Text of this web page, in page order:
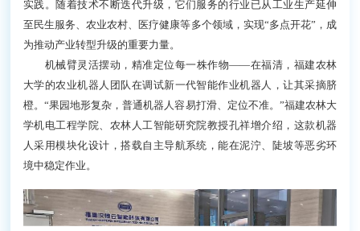
实践。随着技术不断迭代升级，它们服务的行业已从工业生产延伸
至民生服务、农业农村、医疗健康等多个领域，实现“多点开花”，成
为推动产业转型升级的重要力量。
机械臂灵活摆动，精准定位每一株作物——在福清，福建农林
大学的农业机器人团队在调试新一代智能作业机器人，让其采摘脐
橙。“果园地形复杂，普通机器人容易打滑、定位不准。”福建农林大
学机电工程学院、农林人工智能研究院教授孔祥增介绍，这款机器
人采用模块化设计，搭载自主导航系统，能在泥泞、陡坡等恶劣环
境中稳定作业。